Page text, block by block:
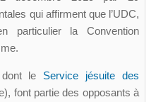
qui affirment que l’UDC,
particulier la Convention
dont le Service jésuite des
font partie des opposants à